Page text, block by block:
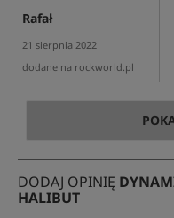
Rafał
21 sierpnia 2022
dodane na rockworld.pl
DODAJ OPINIĘ
HALIBUT